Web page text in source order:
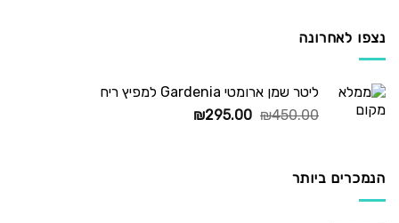
נצפו לאחרונה
ליטר שמן ארומטי Gardenia למפיץ ריח
₪450.00
המחיר
₪295.00
המחיר
הנמכרים ביותר